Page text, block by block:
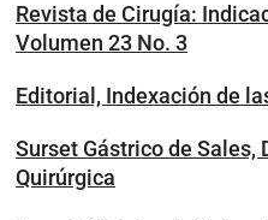
Revista de Cirugía:
Volumen 23 No. 3
Editorial, Indexación de
Surset Gástrico de Sales,
Quirúrgica